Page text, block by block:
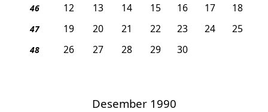
46 12 13 14 15 16 17 18
47 19 20 21 22 23 24 25
48 26 27 28 29 30
Desember 1990